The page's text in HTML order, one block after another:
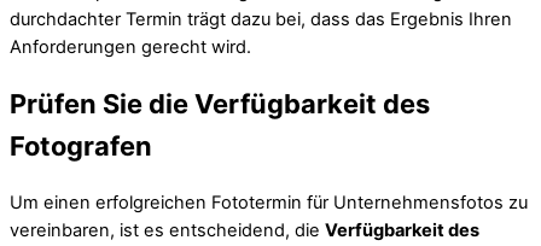
durchdachter Termin trägt dazu bei, dass das Ergebnis Ihren
Anforderungen gerecht wird.
Prüfen Sie die Verfügbarkeit des
Fotografen
Um einen erfolgreichen Fototermin für Unternehmensfotos zu
vereinbaren, ist es entscheidend, die Verfügbarkeit des